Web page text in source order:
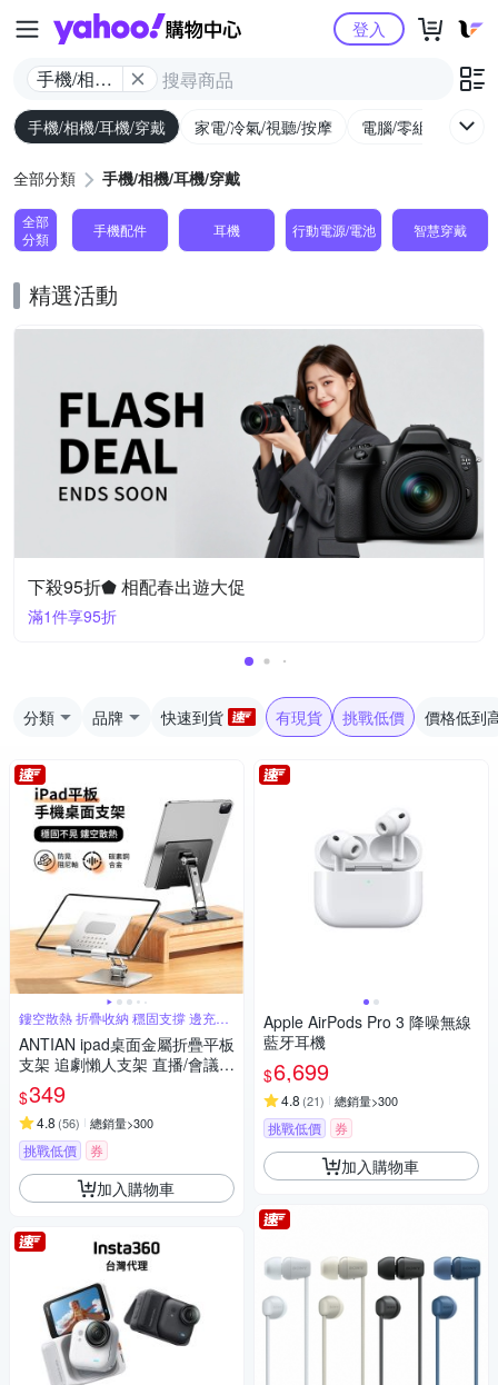
Yahoo購物中心
手機/相機/
耳機/穿戴
登入
手機/相機/耳機/穿戴 家電/冷氣/視聽/按摩 電腦/零組件/週邊/
全部分類 手機/相機/耳機/穿戴
全部
分類
手機配件 耳機 行動電源/電池 智慧穿戴
精選活動
下殺95折⬟ 相配春出遊大促
滿1件享95折
分類 品牌 快速到貨 有現貨 挑戰低價 價格低到
鏤空散熱 折疊收納 穩固支撐 邊充電
玩
ANTIAN ipad桌面金屬折疊平板
支架 追劇懶人支架 直播/會議
平板架 手機支架 交換禮物
$349
4.8 (56) 總銷量>300
挑戰低價 券
加入購物車
Apple AirPods Pro 3 降噪無線
藍牙耳機
$6,699
4.8 (21) 總銷量>300
挑戰低價 券
加入購物車